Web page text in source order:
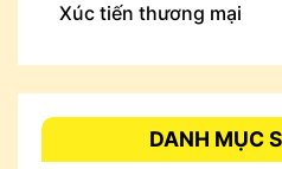
Xúc tiến thương mại
DANH MỤC